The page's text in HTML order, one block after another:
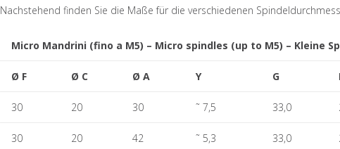
Nachstehend finden Sie die Maße für die verschiedenen
Micro Mandrini (fino a M5) – Micro spindles (up to M5) – Kleine
Ø F Ø C Ø A Y G
30 20 30 ˜ 7,5 33,0
30 20 42 ˜ 5,3 33,0